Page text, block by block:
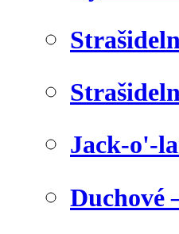
Jack-o'-
Duchové